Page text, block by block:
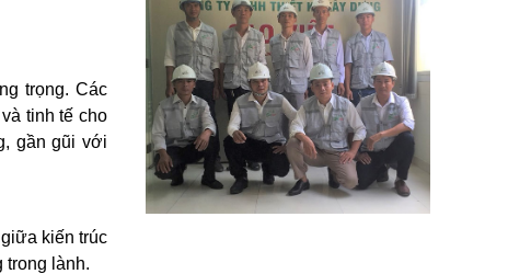
trọng. Các
tinh tế cho
gần gũi với
kiến trúc
trong lành.